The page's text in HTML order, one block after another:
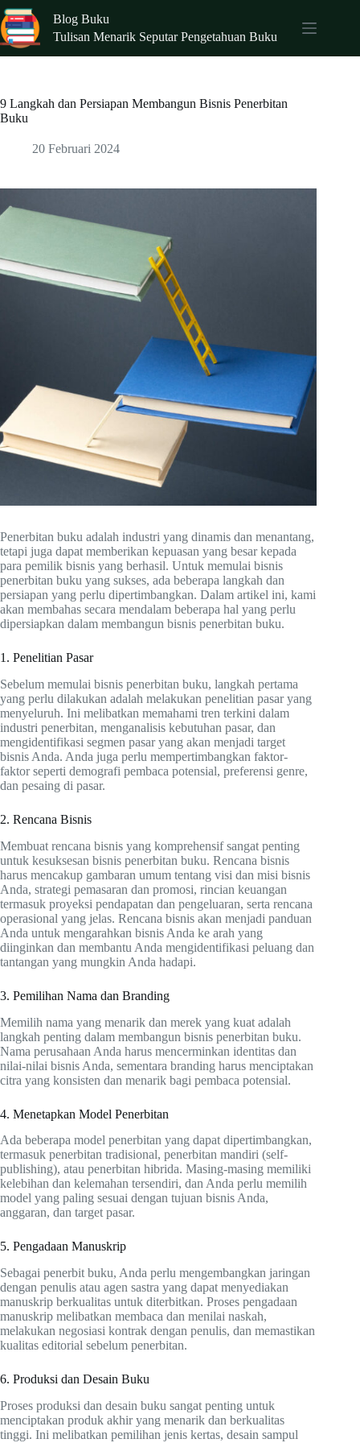
Skip
to
content
Blog Buku
Tulisan Menarik Seputar Pengetahuan Buku
9 Langkah dan Persiapan Membangun Bisnis Penerbitan
Buku
20 Februari 2024
Penerbitan buku adalah industri yang dinamis dan menantang,
tetapi juga dapat memberikan kepuasan yang besar kepada
para pemilik bisnis yang berhasil. Untuk memulai bisnis
penerbitan buku yang sukses, ada beberapa langkah dan
persiapan yang perlu dipertimbangkan. Dalam artikel ini, kami
akan membahas secara mendalam beberapa hal yang perlu
dipersiapkan dalam membangun bisnis penerbitan buku.
1. Penelitian Pasar
Sebelum memulai bisnis penerbitan buku, langkah pertama
yang perlu dilakukan adalah melakukan penelitian pasar yang
menyeluruh. Ini melibatkan memahami tren terkini dalam
industri penerbitan, menganalisis kebutuhan pasar, dan
mengidentifikasi segmen pasar yang akan menjadi target
bisnis Anda. Anda juga perlu mempertimbangkan faktor-
faktor seperti demografi pembaca potensial, preferensi genre,
dan pesaing di pasar.
2. Rencana Bisnis
Membuat rencana bisnis yang komprehensif sangat penting
untuk kesuksesan bisnis penerbitan buku. Rencana bisnis
harus mencakup gambaran umum tentang visi dan misi bisnis
Anda, strategi pemasaran dan promosi, rincian keuangan
termasuk proyeksi pendapatan dan pengeluaran, serta rencana
operasional yang jelas. Rencana bisnis akan menjadi panduan
Anda untuk mengarahkan bisnis Anda ke arah yang
diinginkan dan membantu Anda mengidentifikasi peluang dan
tantangan yang mungkin Anda hadapi.
3. Pemilihan Nama dan Branding
Memilih nama yang menarik dan merek yang kuat adalah
langkah penting dalam membangun bisnis penerbitan buku.
Nama perusahaan Anda harus mencerminkan identitas dan
nilai-nilai bisnis Anda, sementara branding harus menciptakan
citra yang konsisten dan menarik bagi pembaca potensial.
4. Menetapkan Model Penerbitan
Ada beberapa model penerbitan yang dapat dipertimbangkan,
termasuk penerbitan tradisional, penerbitan mandiri (self-
publishing), atau penerbitan hibrida. Masing-masing memiliki
kelebihan dan kelemahan tersendiri, dan Anda perlu memilih
model yang paling sesuai dengan tujuan bisnis Anda,
anggaran, dan target pasar.
5. Pengadaan Manuskrip
Sebagai penerbit buku, Anda perlu mengembangkan jaringan
dengan penulis atau agen sastra yang dapat menyediakan
manuskrip berkualitas untuk diterbitkan. Proses pengadaan
manuskrip melibatkan membaca dan menilai naskah,
melakukan negosiasi kontrak dengan penulis, dan memastikan
kualitas editorial sebelum penerbitan.
6. Produksi dan Desain Buku
Proses produksi dan desain buku sangat penting untuk
menciptakan produk akhir yang menarik dan berkualitas
tinggi. Ini melibatkan pemilihan jenis kertas, desain sampul